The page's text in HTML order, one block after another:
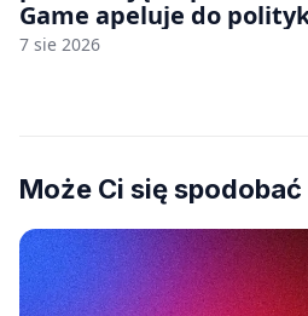
Game apeluje do
7 sie 2026
Może Ci się spodobać